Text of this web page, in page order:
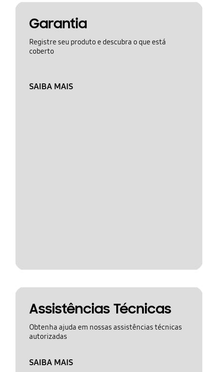
Garantia
Registre seu produto e descubra o que está
coberto
SAIBA MAIS
Assistências Técnicas
Obtenha ajuda em nossas assistências técnicas
autorizadas
SAIBA MAIS